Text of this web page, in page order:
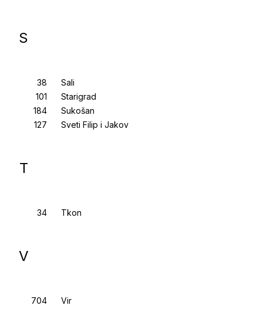
S
Sali
Starigrad
Sukošan
Sveti Filip i Jakov
T
Tkon
V
Vir